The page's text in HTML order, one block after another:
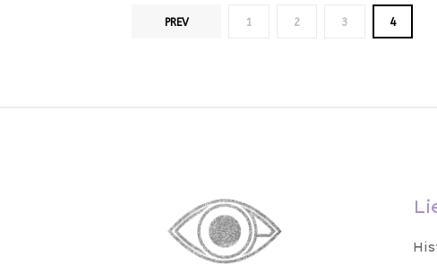
PREV 1 2 3 4